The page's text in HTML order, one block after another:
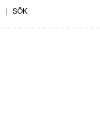
| SÖK